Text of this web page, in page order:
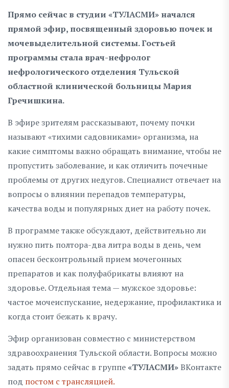
Прямо сейчас в студии «ТУЛАСМИ» начался
прямой эфир, посвященный здоровью почек и
мочевыделительной системы. Гостьей
программы стала врач-нефролог
нефрологического отделения Тульской
областной клинической больницы Мария
Гречишкина.
В эфире зрителям рассказывают, почему почки
называют «тихими садовниками» организма, на
какие симптомы важно обращать внимание, чтобы не
пропустить заболевание, и как отличить почечные
проблемы от других недугов. Специалист отвечает на
вопросы о влиянии перепадов температуры,
качества воды и популярных диет на работу почек.
В программе также обсуждают, действительно ли
нужно пить полтора-два литра воды в день, чем
опасен бесконтрольный прием мочегонных
препаратов и как полуфабрикаты влияют на
здоровье. Отдельная тема — мужское здоровье:
частое мочеиспускание, недержание, профилактика и
когда стоит бежать к врачу.
Эфир организован совместно с министерством
здравоохранения Тульской области. Вопросы можно
задать прямо сейчас в группе«ТУЛАСМИ»ВКонтакте
под постом с трансляцией.